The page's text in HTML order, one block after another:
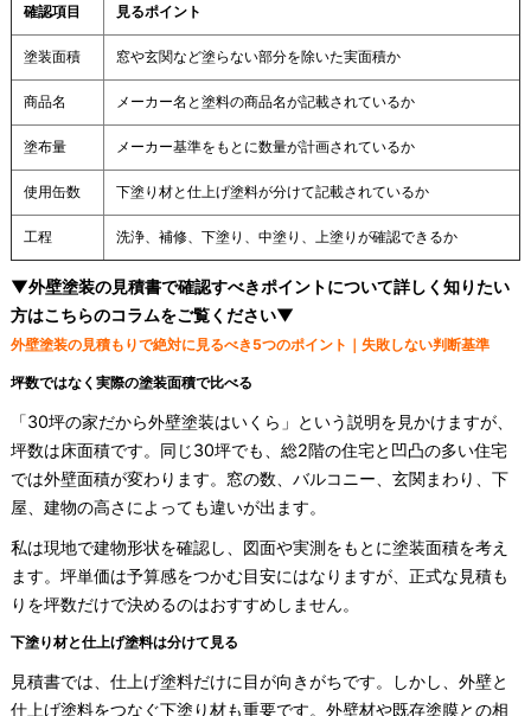
確認項目 見るポイント
塗装面積 窓や玄関など塗らない部分を除いた実面積か
商品名 メーカー名と塗料の商品名が記載されているか
塗布量 メーカー基準をもとに数量が計画されているか
使用缶数 下塗り材と仕上げ塗料が分けて記載されているか
工程 洗浄、補修、下塗り、中塗り、上塗りが確認できるか
▼外壁塗装の見積書で確認すべきポイントについて詳しく知りたい
方はこちらのコラムをご覧ください▼
外壁塗装の見積もりで絶対に見るべき5つのポイント｜失敗しない判断基準
坪数ではなく実際の塗装面積で比べる
「30坪の家だから外壁塗装はいくら」という説明を見かけますが、
坪数は床面積です。同じ30坪でも、総2階の住宅と凹凸の多い住宅
では外壁面積が変わります。窓の数、バルコニー、玄関まわり、下
屋、建物の高さによっても違いが出ます。
私は現地で建物形状を確認し、図面や実測をもとに塗装面積を考え
ます。坪単価は予算感をつかむ目安にはなりますが、正式な見積も
りを坪数だけで決めるのはおすすめしません。
下塗り材と仕上げ塗料は分けて見る
見積書では、仕上げ塗料だけに目が向きがちです。しかし、外壁と
仕上げ塗料をつなぐ下塗り材も重要です。外壁材や既存塗膜との相